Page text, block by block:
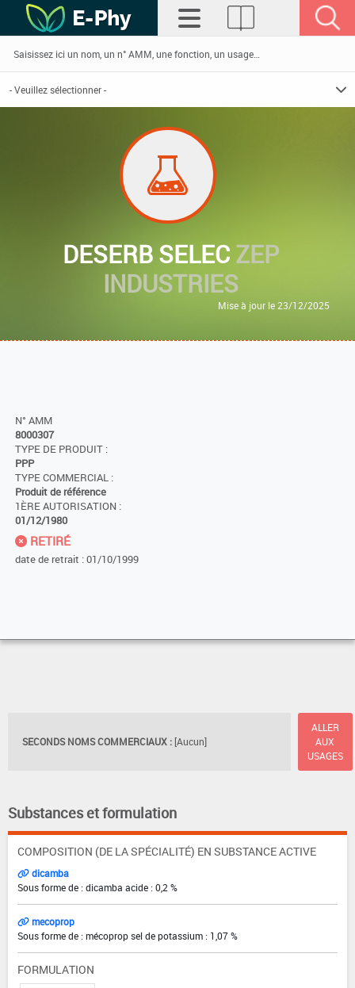
DESERB SELECZEP
INDUSTRIES
Mise à jour le 23/12/2025
N° AMM
8000307
TYPE DE PRODUIT :
PPP
TYPE COMMERCIAL :
Produit de référence
1ÈRE AUTORISATION :
01/12/1980
RETIRÉ
date de retrait : 01/10/1999
SECONDS NOMS COMMERCIAUX : [Aucun]
ALLER
AUX
USAGES
Substances et formulation
COMPOSITION (DE LA SPÉCIALITÉ) EN SUBSTANCE ACTIVE
dicamba
Sous forme de : dicamba acide : 0,2 %
mecoprop
Sous forme de : mécoprop sel de potassium : 1,07 %
FORMULATION